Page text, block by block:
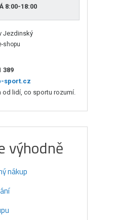
8:00-18:00
Jezdinský
shopu
389
sport.cz
od lidí, co sportu rozumí.
výhodně
nákup